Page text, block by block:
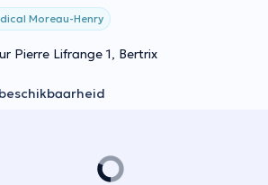
Moreau-Henry
Pierre Lifrange 1, Bertrix